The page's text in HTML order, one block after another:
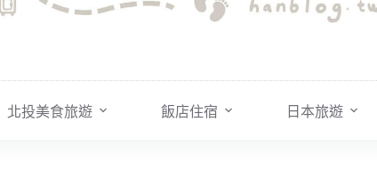
北投美食旅遊 飯店住宿 日本旅遊